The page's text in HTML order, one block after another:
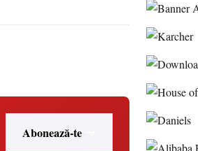
Abonează-te